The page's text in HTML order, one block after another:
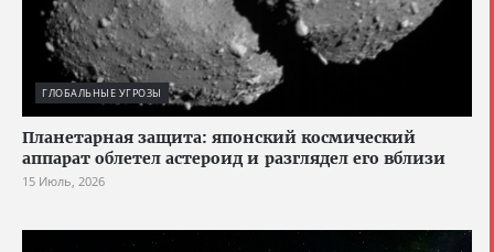
ГЛОБАЛЬНЫЕ УГРОЗЫ
Планетарная защита: японский космический
аппарат облетел астероид и разглядел его вблизи
15 Июль, 2026